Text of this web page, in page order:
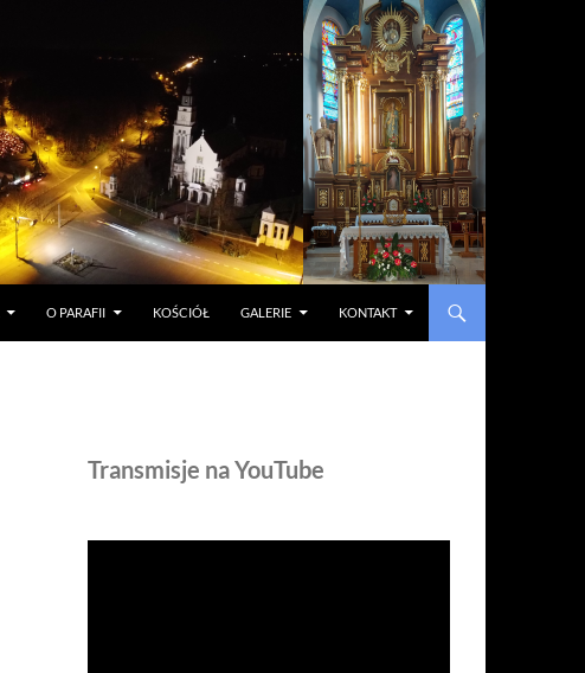
O PARAFII KOŚCIÓŁ GALERIE KONTAKT
Transmisje na YouTube